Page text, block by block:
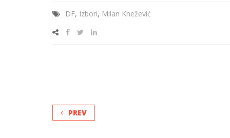
DF, Izbori, Milan Knežević
PREV